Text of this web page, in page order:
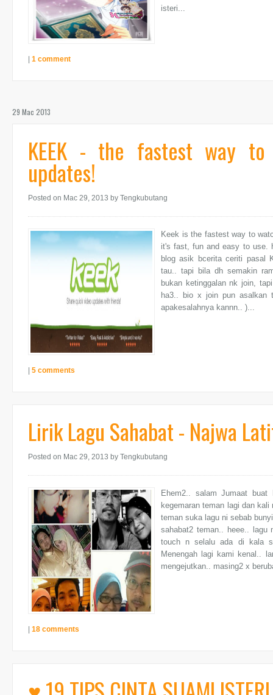
isteri...
1 comment
29 Mac 2013
KEEK - the fastest way
updates!
Posted on Mac 29, 2013 by Tengkubutang
Keek is the fastest way to
it's fast, fun and easy to use.
blog asik bcerita ceriti pasal
tau.. tapi bila dh semakin
bukan ketinggalan nk join,
ha3.. bio x join pun asalkan
apakesalahnya kannn.. )...
5 comments
Lirik Lagu Sahabat - Najwa
Posted on Mac 29, 2013 by Tengkubutang
Ehem2.. salam Jumaat
kegemaran teman lagi dan
teman suka lagu ni sebab
sahabat2 teman.. heee.. lagu
touch n selalu ada di kala
Menengah lagi kami kenal..
mengejutkan.. masing2 x
18 comments